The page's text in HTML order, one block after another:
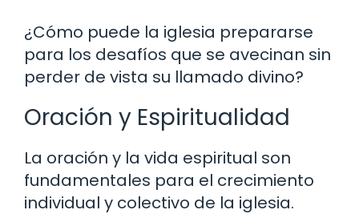
¿Cómo puede la iglesia prepararse
para los desafíos que se avecinan sin
perder de vista su llamado divino?
Oración y Espiritualidad
La oración y la vida espiritual son
fundamentales para el crecimiento
individual y colectivo de la iglesia.